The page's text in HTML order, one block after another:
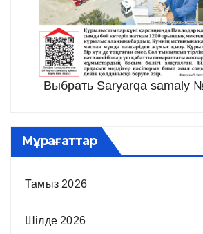
Выбрать Saryarqa samaly
Мұрағаттар
Тамыз 2026
Шілде 2026